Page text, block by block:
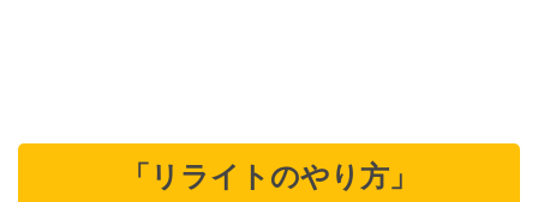
「リライトのやり方」